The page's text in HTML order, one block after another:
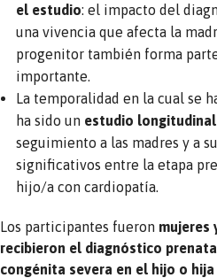
el estudio: el impacto del
una vivencia que afecta la
progenitor también forma
importante.
La temporalidad en la cual se
ha sido un estudio longitudinal
seguimiento a las madres y a
significativos entre la etapa
hijo/a con cardiopatía.
Los participantes fueron mujeres
recibieron el diagnóstico
congénita severa en el hijo o